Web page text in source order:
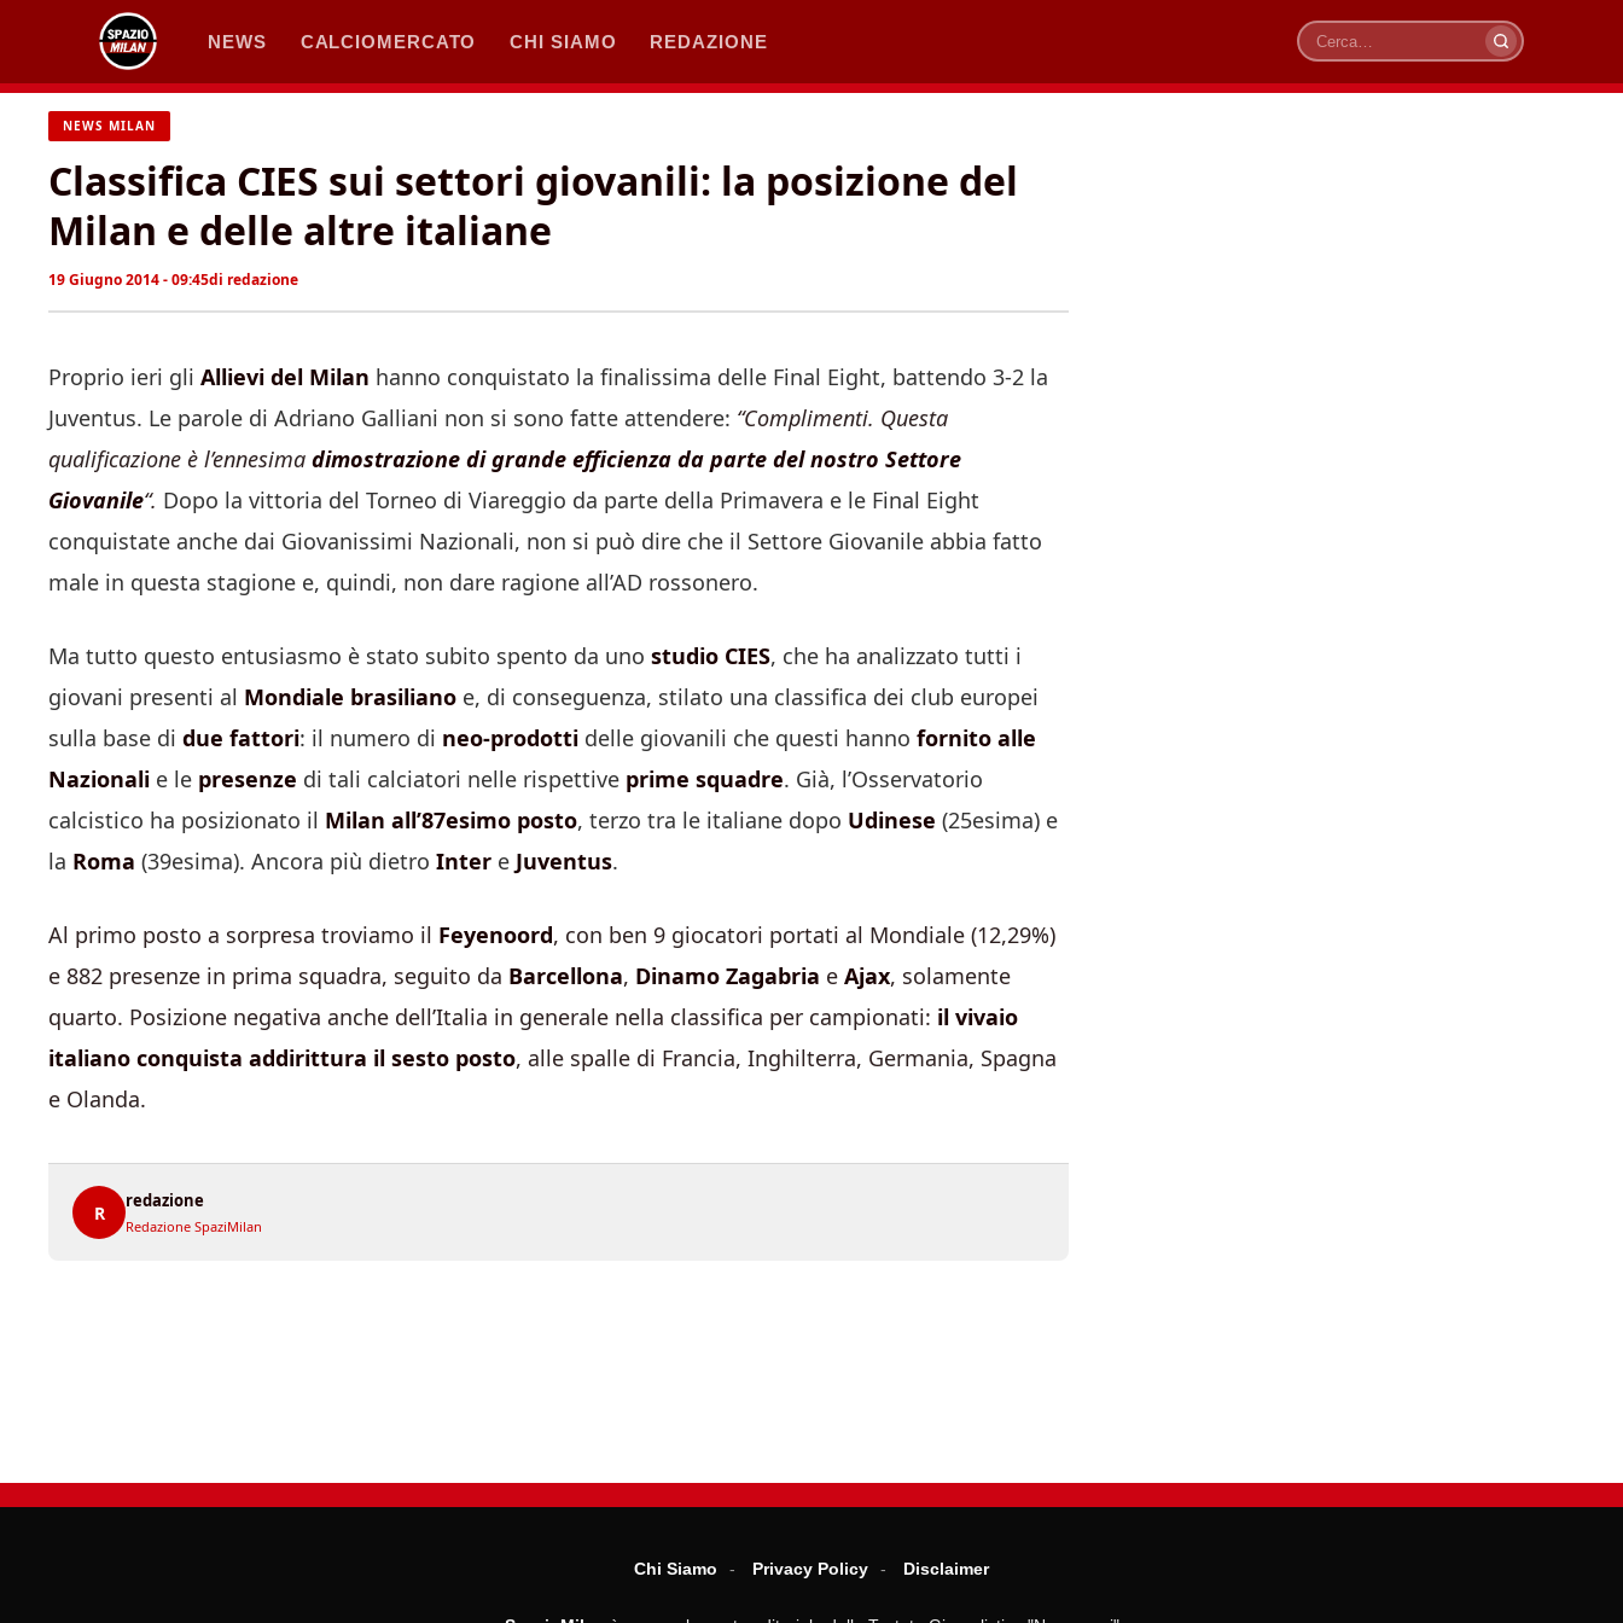
contenuto
NEWS CALCIOMERCATO CHI SIAMO REDAZIONE
Cerca
NEWS MILAN
Classifica CIES sui settori giovanili: la posizione del
Milan e delle altre italiane
19 Giugno 2014 - 09:45di redazione
Proprio ieri gli Allievi del Milan hanno conquistato la finalissima delle Final Eight, battendo 3-2 la
Juventus. Le parole di Adriano Galliani non si sono fatte attendere: “Complimenti. Questa
qualificazione è l’ennesima dimostrazione di grande efficienza da parte del nostro Settore
Giovanile“. Dopo la vittoria del Torneo di Viareggio da parte della Primavera e le Final Eight
conquistate anche dai Giovanissimi Nazionali, non si può dire che il Settore Giovanile abbia fatto
male in questa stagione e, quindi, non dare ragione all’AD rossonero.
Ma tutto questo entusiasmo è stato subito spento da uno studio CIES, che ha analizzato tutti i
giovani presenti al Mondiale brasiliano e, di conseguenza, stilato una classifica dei club europei
sulla base di due fattori: il numero di neo-prodotti delle giovanili che questi hanno fornito alle
Nazionali e le presenze di tali calciatori nelle rispettive prime squadre. Già, l’Osservatorio
calcistico ha posizionato il Milan all’87esimo posto, terzo tra le italiane dopo Udinese (25esima) e
la Roma (39esima). Ancora più dietro Inter e Juventus.
Al primo posto a sorpresa troviamo il Feyenoord, con ben 9 giocatori portati al Mondiale (12,29%)
e 882 presenze in prima squadra, seguito da Barcellona, Dinamo Zagabria e Ajax, solamente
quarto. Posizione negativa anche dell’Italia in generale nella classifica per campionati: il vivaio
italiano conquista addirittura il sesto posto, alle spalle di Francia, Inghilterra, Germania, Spagna
e Olanda.
R
redazione
Redazione SpaziMilan
Chi Siamo Privacy Policy Disclaimer